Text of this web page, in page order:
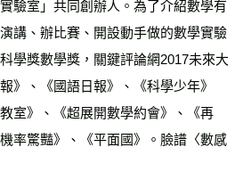
驗室」共同創辦人。為了介紹數學有
講、辦比賽、開設動手做的數學實驗
學獎數學獎，關鍵評論網2017未來大
》、《國語日報》、《科學少年》
室》、《超展開數學約會》、《再
率驚豔》、《平面國》。臉譜〈數感